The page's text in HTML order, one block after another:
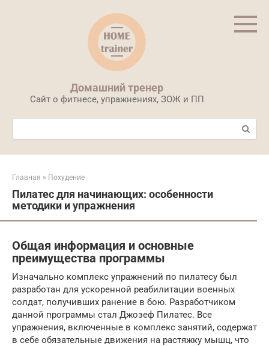
Домашний тренер
Сайт о фитнесе, упражнениях, ЗОЖ и ПП
Поиск:
Главная » Похудение
Пилатес для начинающих: особенности
методики и упражнения
Общая информация и основные
преимущества программы
Изначально комплекс упражнений по пилатесу был
разработан для ускоренной реабилитации военных
солдат, получивших ранение в бою. Разработчиком
данной программы стал Джозеф Пилатес. Все
упражнения, включенные в комплекс занятий, содержат
в себе обязательные движения на растяжку мышц, что